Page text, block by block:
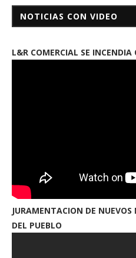
NOTICIAS CON VIDEO
L&R COMERCIAL SE
JURAMENTACION DE
DEL PUEBLO